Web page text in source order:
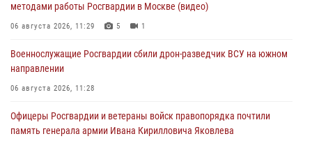
методами работы Росгвардии в Москве (видео)
06 августа 2026, 11:29 5 1
Военнослужащие Росгвардии сбили дрон-разведчик ВСУ на южном
направлении
06 августа 2026, 11:28
Офицеры Росгвардии и ветераны войск правопорядка почтили
память генерала армии Ивана Кирилловича Яковлева